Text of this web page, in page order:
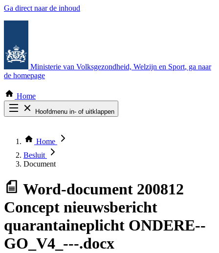
Ga direct naar de inhoud
Ministerie van Volksgezondheid, Welzijn en Sport, ga naar
de homepage
Home
Hoofdmenu in- of uitklappen
Thema COVID-19
Bekijk per bestuursorgaan
Home
Besluit
Document
Word-document 200812
Concept nieuwsbericht
quarantaineplicht ONDERE--
GO_V4_---.docx